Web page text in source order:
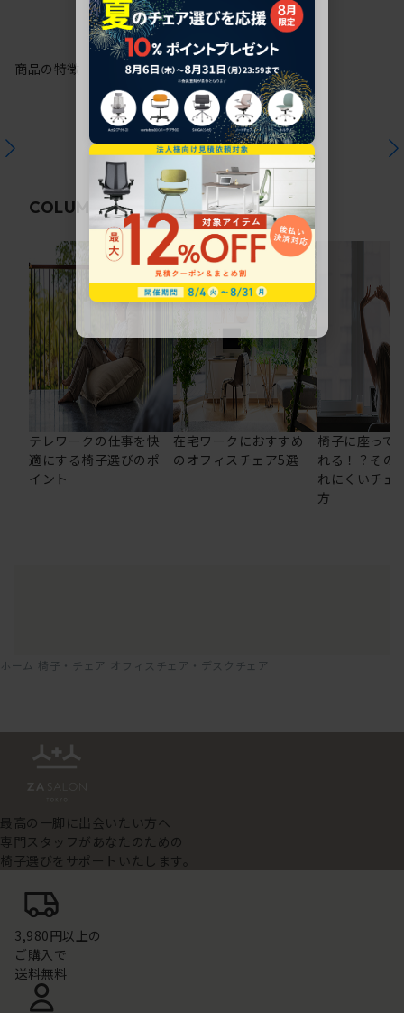
商品の特徴
COLUMN関連コラム
テレワークの仕事を快
適にする椅子選びのポ
イント
在宅ワークにおすすめ
のオフィスチェア5選
椅子に座って
れる！？その
れにくいチェ
方
ホーム 椅子・チェア オフィスチェア・デスクチェア
最高の一脚に出会いたい方へ
専門スタッフがあなたのための
椅子選びをサポートいたします。
3,980円以上の
ご購入で
送料無料